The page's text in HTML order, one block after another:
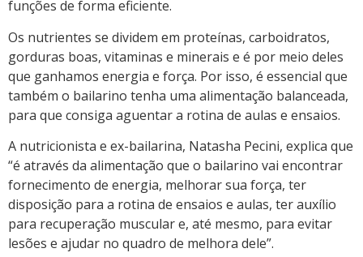
funções de forma eficiente.
Os nutrientes se dividem em proteínas, carboidratos,
gorduras boas, vitaminas e minerais e é por meio deles
que ganhamos energia e força. Por isso, é essencial que
também o bailarino tenha uma alimentação balanceada,
para que consiga aguentar a rotina de aulas e ensaios.
A nutricionista e ex-bailarina, Natasha Pecini, explica que
“é através da alimentação que o bailarino vai encontrar
fornecimento de energia, melhorar sua força, ter
disposição para a rotina de ensaios e aulas, ter auxílio
para recuperação muscular e, até mesmo, para evitar
lesões e ajudar no quadro de melhora dele”.